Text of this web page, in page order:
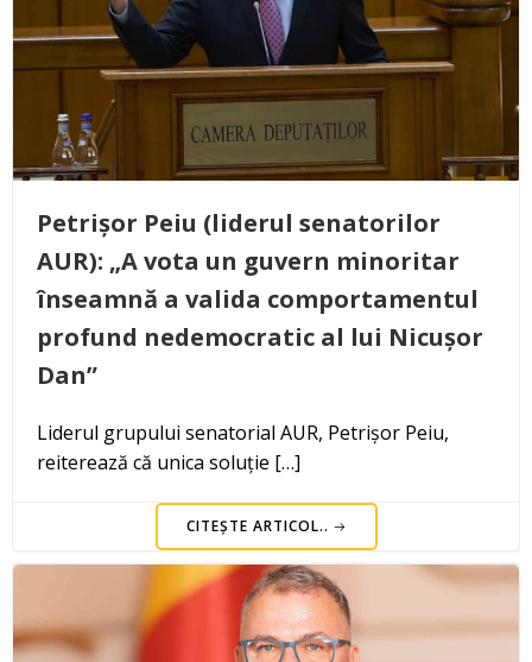
Petrișor Peiu (liderul senatorilor
AUR): „A vota un guvern minoritar
înseamnă a valida comportamentul
profund nedemocratic al lui Nicușor
Dan”
Liderul grupului senatorial AUR, Petrișor Peiu,
reiterează că unica soluție […]
CITEȘTE ARTICOL..